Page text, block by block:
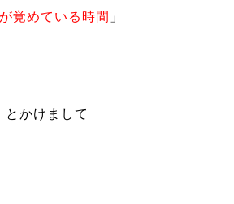
覚めている時間 」
とかけまして